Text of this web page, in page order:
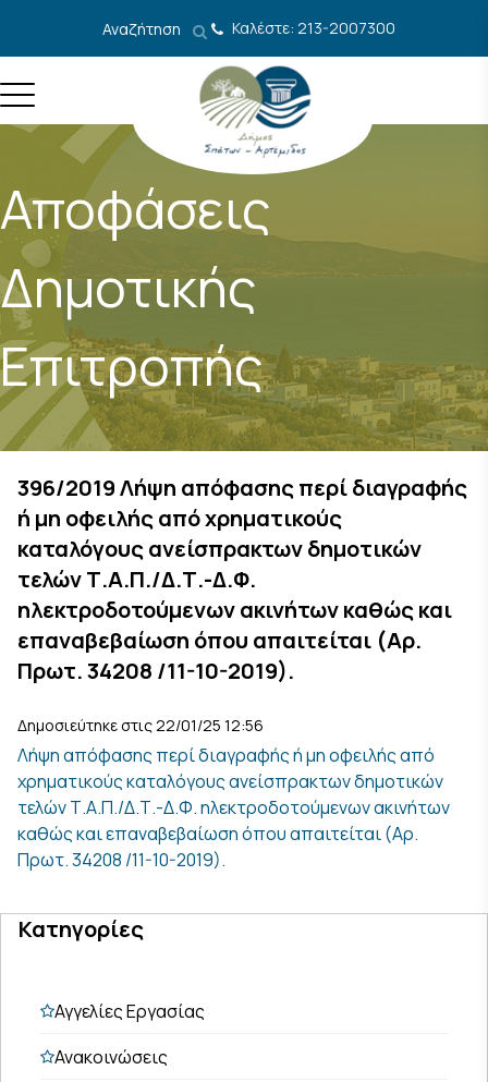
Αναζήτηση Καλέστε: 213-2007300
Αποφάσεις
Δημοτικής
Επιτροπής
396/2019 Λήψη απόφασης περί διαγραφής
ή μη οφειλής από χρηματικούς
καταλόγους ανείσπρακτων δημοτικών
τελών Τ.Α.Π./Δ.Τ.-Δ.Φ.
ηλεκτροδοτούμενων ακινήτων καθώς και
επαναβεβαίωση όπου απαιτείται (Αρ.
Πρωτ. 34208 /11-10-2019).
Δημοσιεύτηκε στις 22/01/25 12:56
Λήψη απόφασης περί διαγραφής ή μη οφειλής από
χρηματικούς καταλόγους ανείσπρακτων δημοτικών
τελών Τ.Α.Π./Δ.Τ.-Δ.Φ. ηλεκτροδοτούμενων ακινήτων
καθώς και επαναβεβαίωση όπου απαιτείται (Αρ.
Πρωτ. 34208 /11-10-2019).
Κατηγορίες
Αγγελίες Εργασίας
Ανακοινώσεις